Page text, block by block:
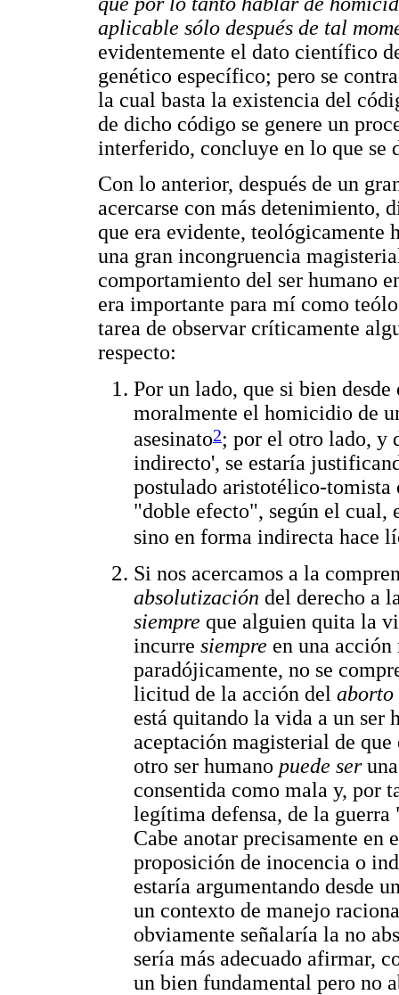
aplicable sólo después de tal
evidentemente el dato científico
genético específico; pero se
la cual basta la existencia del
de dicho código se genere un
interferido, concluye en lo que se
Con lo anterior, después de un
acercarse con más detenimiento,
que era evidente, teológicamente
una gran incongruencia
comportamiento del ser humano
era importante para mí como
tarea de observar críticamente
respecto:
Por un lado, que si bien
moralmente el homicidio de
asesinato2; por el otro lado, y
indirecto', se estaría
postulado aristotélico-tomista
"doble efecto", según el cual,
sino en forma indirecta hace
Si nos acercamos a la
absolutización del derecho a
siempre que alguien quita la
incurre siempre en una
paradójicamente, no se
licitud de la acción del
está quitando la vida a un ser
aceptación magisterial de
otro ser humano puede ser
consentida como mala y, por
legítima defensa, de la
Cabe anotar precisamente en
proposición de inocencia o
estaría argumentando desde
un contexto de manejo
obviamente señalaría la no
sería más adecuado afirmar,
un bien fundamental pero no